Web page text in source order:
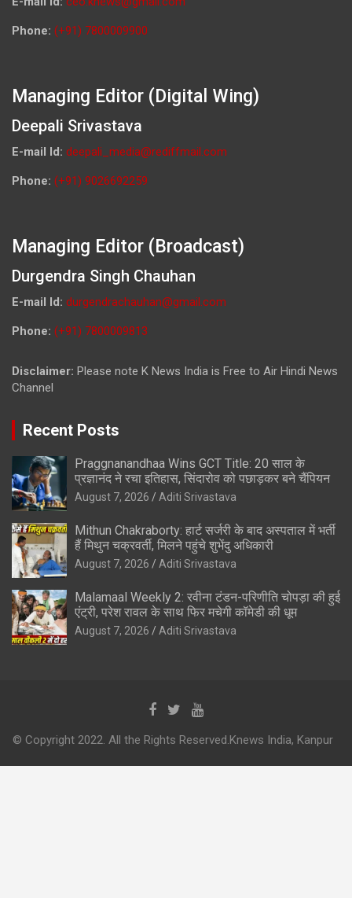
Phone: (+91) 7800009900
Managing Editor (Digital Wing)
Deepali Srivastava
E-mail Id: deepali_media@rediffmail.com
Phone: (+91) 9026692259
Managing Editor (Broadcast)
Durgendra Singh Chauhan
E-mail Id: durgendrachauhan@gmail.com
Phone: (+91) 7800009813
Disclaimer: Please note K News India is Free to Air Hindi News
Channel
Recent Posts
Praggnanandhaa Wins GCT Title: 20 साल के
प्रज्ञानंद ने रचा इतिहास, सिंदारोव को पछाड़कर बने चैंपियन
August 7, 2026 Aditi Srivastava
Mithun Chakraborty: हार्ट सर्जरी के बाद अस्पताल में भर्ती
हैं मिथुन चक्रवर्ती, मिलने पहुंचे शुभेंदु अधिकारी
August 7, 2026 Aditi Srivastava
Malamaal Weekly 2: रवीना टंडन-परिणीति चोपड़ा की हुई
एंट्री, परेश रावल के साथ फिर मचेगी कॉमेडी की धूम
August 7, 2026 Aditi Srivastava
© Copyright 2022. All the Rights Reserved.Knews India, Kanpur